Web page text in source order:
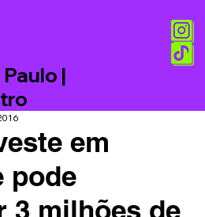
|
em
pode
3 milhões de